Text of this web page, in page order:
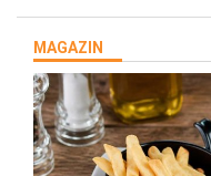
MAGAZIN